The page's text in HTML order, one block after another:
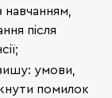
після
умови,
помилок